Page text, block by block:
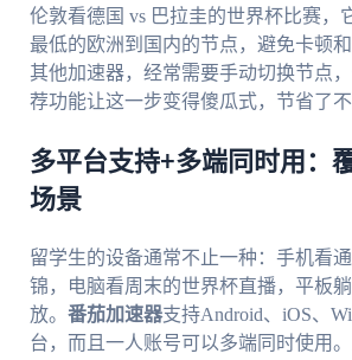
伦敦看德国 vs 巴拉圭的世界杯比赛，
最低的欧洲到国内的节点，避免卡顿
其他加速器，经常需要手动切换节点
荐功能让这一步变得傻瓜式，节省了不
多平台支持+多端同时用：
场景
留学生的设备通常不止一种：手机看
锦，电脑看周末的世界杯直播，平板
放。 番茄加速器支持Android、iOS、
台，而且一人账号可以多端同时使用